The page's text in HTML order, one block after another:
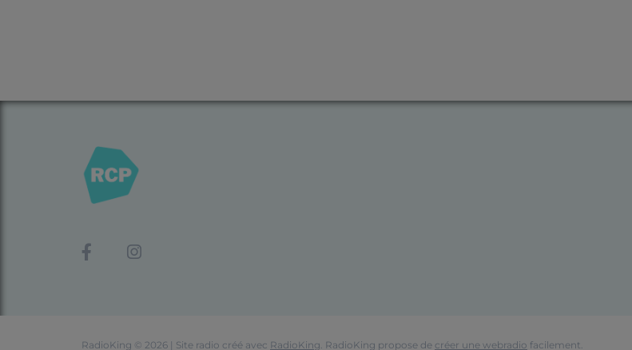
RadioKing © 2026 | Site radio créé avec RadioKing. RadioKing propose de créer une webradio facilement.